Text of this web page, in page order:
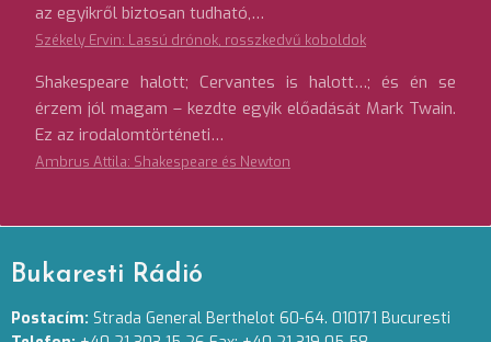
az egyikről biztosan tudható,…
Székely Ervin: Lassú drónok, rosszkedvű koboldok
Shakespeare halott; Cervantes is halott…; és én se
érzem jól magam – kezdte egyik előadását Mark Twain.
Ez az irodalomtörténeti…
Ambrus Attila: Shakespeare és Newton
Bukaresti Rádió
Postacím: Strada General Berthelot 60-64. 010171 Bucuresti